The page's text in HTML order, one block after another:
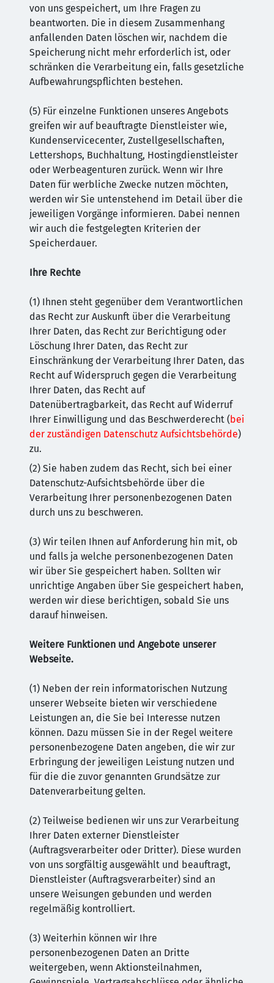
von uns gespeichert, um Ihre Fragen zu
beantworten. Die in diesem Zusammenhang
anfallenden Daten löschen wir, nachdem die
Speicherung nicht mehr erforderlich ist, oder
schränken die Verarbeitung ein, falls gesetzliche
Aufbewahrungspflichten bestehen.
(5) Für einzelne Funktionen unseres Angebots
greifen wir auf beauftragte Dienstleister wie,
Kundenservicecenter, Zustellgesellschaften,
Lettershops, Buchhaltung, Hostingdienstleister
oder Werbeagenturen zurück. Wenn wir Ihre
Daten für werbliche Zwecke nutzen möchten,
werden wir Sie untenstehend im Detail über die
jeweiligen Vorgänge informieren. Dabei nennen
wir auch die festgelegten Kriterien der
Speicherdauer.
Ihre Rechte
(1) Ihnen steht gegenüber dem Verantwortlichen
das Recht zur Auskunft über die Verarbeitung
Ihrer Daten, das Recht zur Berichtigung oder
Löschung Ihrer Daten, das Recht zur
Einschränkung der Verarbeitung Ihrer Daten, das
Recht auf Widerspruch gegen die Verarbeitung
Ihrer Daten, das Recht auf
Datenübertragbarkeit, das Recht auf Widerruf
Ihrer Einwilligung und das Beschwerderecht (bei
der zuständigen Datenschutz Aufsichtsbehörde)
zu.
(2) Sie haben zudem das Recht, sich bei einer
Datenschutz-Aufsichtsbehörde über die
Verarbeitung Ihrer personenbezogenen Daten
durch uns zu beschweren.
(3) Wir teilen Ihnen auf Anforderung hin mit, ob
und falls ja welche personenbezogenen Daten
wir über Sie gespeichert haben. Sollten wir
unrichtige Angaben über Sie gespeichert haben,
werden wir diese berichtigen, sobald Sie uns
darauf hinweisen.
Weitere Funktionen und Angebote unserer
Webseite.
(1) Neben der rein informatorischen Nutzung
unserer Webseite bieten wir verschiedene
Leistungen an, die Sie bei Interesse nutzen
können. Dazu müssen Sie in der Regel weitere
personenbezogene Daten angeben, die wir zur
Erbringung der jeweiligen Leistung nutzen und
für die die zuvor genannten Grundsätze zur
Datenverarbeitung gelten.
(2) Teilweise bedienen wir uns zur Verarbeitung
Ihrer Daten externer Dienstleister
(Auftragsverarbeiter oder Dritter). Diese wurden
von uns sorgfältig ausgewählt und beauftragt,
Dienstleister (Auftragsverarbeiter) sind an
unsere Weisungen gebunden und werden
regelmäßig kontrolliert.
(3) Weiterhin können wir Ihre
personenbezogenen Daten an Dritte
weitergeben, wenn Aktionsteilnahmen,